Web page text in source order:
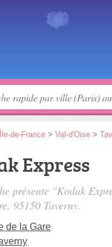
Île-de-France > Val-d'Oise >
Express
présente "Kodak
, 95150 Taverny.
de la Gare